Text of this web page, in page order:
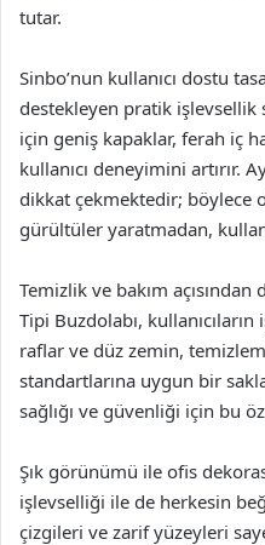
tutar.
Sinbo’nun kullanıcı dostu
destekleyen pratik işlevsellik
için geniş kapaklar, ferah iç
kullanıcı deneyimini artırır.
dikkat çekmektedir; böylece
gürültüler yaratmadan,
Temizlik ve bakım
Tipi Buzdolabı,
raflar ve düz zemin,
standartlarına uygun bir
sağlığı ve güvenliği için bu
Şık görünümü ile ofis
işlevselliği ile de herkesin
çizgileri ve zarif yüzeyleri